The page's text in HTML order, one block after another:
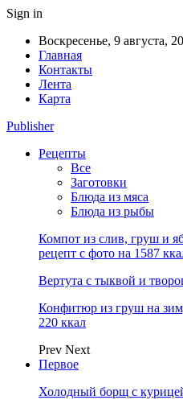
Sign in
Воскресенье, 9 августа,
Главная
Контакты
Лента
Карта
Publisher
Рецепты
Все
Заготовки
Блюда из мяса
Блюда из рыбы
Компот из слив, груш и
рецепт с фото на 1587
Вертута с тыквой и
Конфитюр из груш на
220 ккал
Prev Next
Первое
Холодный борщ с